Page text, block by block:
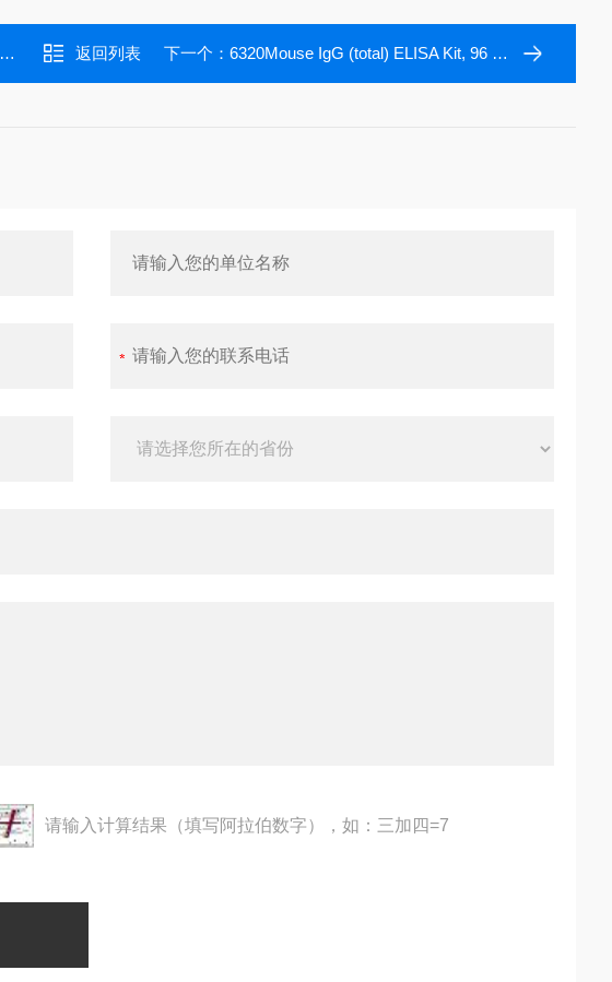
返回列表 下一个： 6320Mouse IgG (total) ELISA Kit, 96 tests, Quantitative
请输入计算结果（填写阿拉伯数字），如：三加四=7